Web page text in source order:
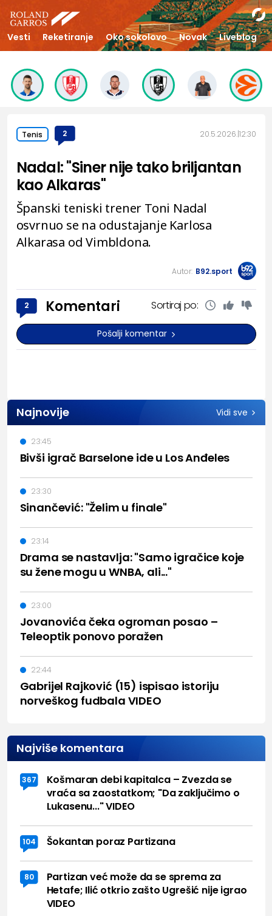
Vesti Reketiranje Oko sokolovo Novak Liveblog
Tenis 2 20.5.2026. 12:30
Nadal: "Siner nije tako briljantan
kao Alkaras"
Španski teniski trener Toni Nadal
osvrnuo se na odustajanje Karlosa
Alkarasa od Vimbldona.
Autor: B92.sport
2 Komentari Sortiraj po:
Pošalji komentar
Najnovije Vidi sve
Bivši igrač Barselone ide u Los Anđeles
23:45
Sinančević: "Želim u finale"
23:30
Drama se nastavlja: "Samo igračice koje
su žene mogu u WNBA, ali..."
23:14
Jovanovića čeka ogroman posao –
Teleoptik ponovo poražen
23:00
Gabrijel Rajković (15) ispisao istoriju
norveškog fudbala VIDEO
22:44
Najviše komentara
367
Košmaran debi kapitalca – Zvezda se
vraća sa zaostatkom; "Da zaključimo o
Lukasenu..." VIDEO
104 Šokantan poraz Partizana
80
Partizan već može da se sprema za
Hetafe; Ilić otkrio zašto Ugrešić nije igrao
VIDEO